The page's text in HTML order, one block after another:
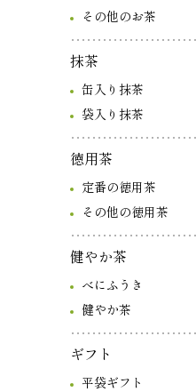
その他のお茶
抹茶
缶入り抹茶
袋入り抹茶
徳用茶
定番の徳用茶
その他の徳用茶
健やか茶
べにふうき
健やか茶
ギフト
平袋ギフト